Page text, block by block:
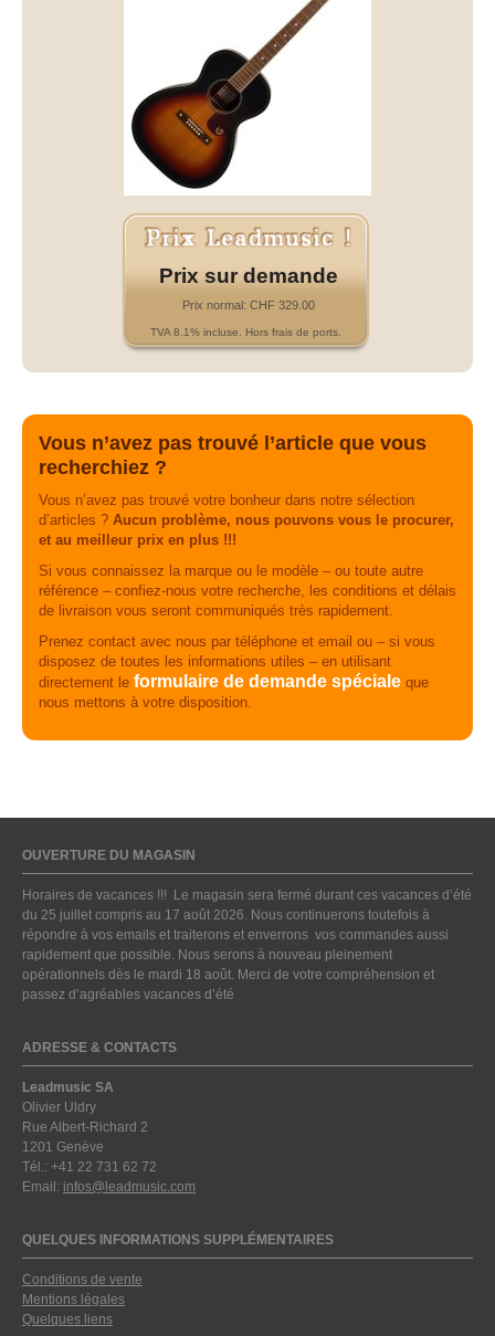
Prix sur demande
Prix normal: CHF 329.00
TVA 8.1% incluse. Hors frais de ports.
Vous n’avez pas trouvé l’article que vous
recherchiez ?
Vous n’avez pas trouvé votre bonheur dans notre sélection
d’articles ? Aucun problème, nous pouvons vous le procurer,
et au meilleur prix en plus !!!
Si vous connaissez la marque ou le modèle – ou toute autre
référence – confiez-nous votre recherche, les conditions et délais
de livraison vous seront communiqués très rapidement.
Prenez contact avec nous par téléphone et email ou – si vous
disposez de toutes les informations utiles – en utilisant
directement le formulaire de demande spéciale que
nous mettons à votre disposition.
OUVERTURE DU MAGASIN
Horaires de vacances !!! Le magasin sera fermé durant ces vacances d’été
du 25 juillet compris au 17 août 2026. Nous continuerons toutefois à
répondre à vos emails et traiterons et enverrons vos commandes aussi
rapidement que possible. Nous serons à nouveau pleinement
opérationnels dès le mardi 18 août. Merci de votre compréhension et
passez d’agréables vacances d’été
ADRESSE & CONTACTS
Leadmusic SA
Olivier Uldry
Rue Albert-Richard 2
1201 Genève
Tél.: +41 22 731 62 72
Email: infos@leadmusic.com
QUELQUES INFORMATIONS SUPPLÉMENTAIRES
Conditions de vente
Mentions légales
Quelques liens